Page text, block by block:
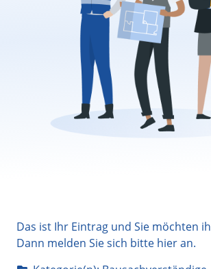
Das ist Ihr Eintrag und Sie möchten
Dann melden Sie sich bitte hieran.